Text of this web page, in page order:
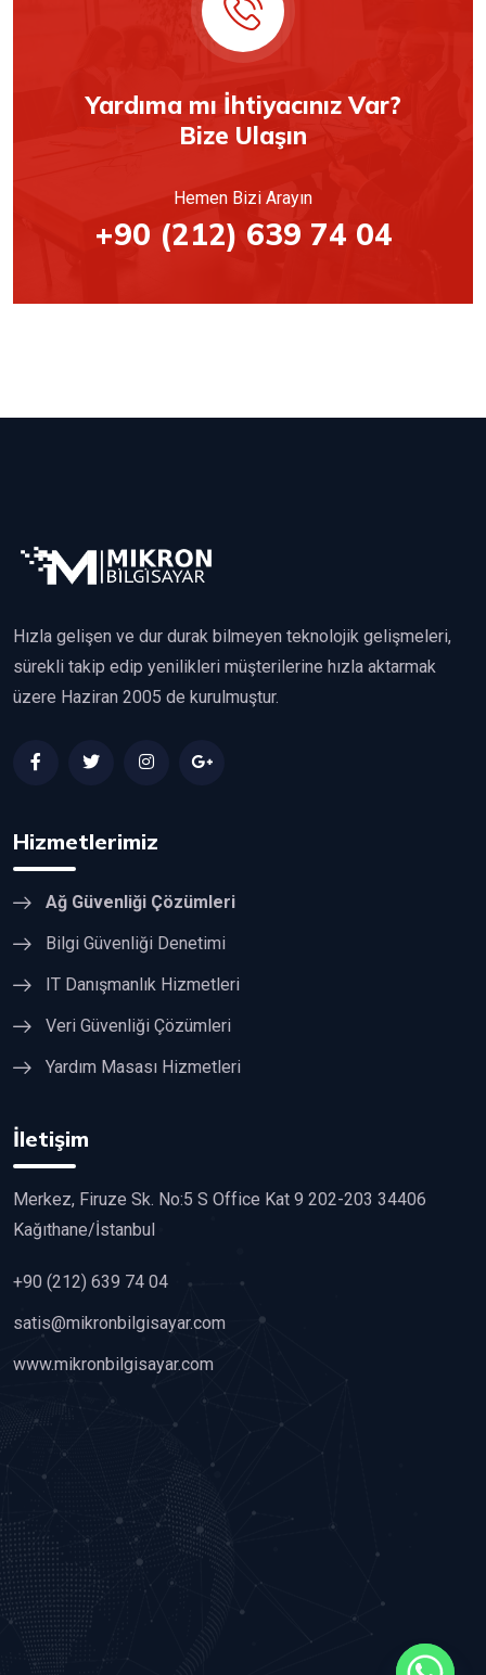
Yardıma mı İhtiyacınız Var?
Bize Ulaşın
Hemen Bizi Arayın
+90 (212) 639 74 04
Hızla gelişen ve dur durak bilmeyen teknolojik gelişmeleri,
sürekli takip edip yenilikleri müşterilerine hızla aktarmak
üzere Haziran 2005 de kurulmuştur.
Hizmetlerimiz
Ağ Güvenliği Çözümleri
Bilgi Güvenliği Denetimi
IT Danışmanlık Hizmetleri
Veri Güvenliği Çözümleri
Yardım Masası Hizmetleri
İletişim
Merkez, Firuze Sk. No:5 S Office Kat 9 202-203 34406
Kağıthane/İstanbul
+90 (212) 639 74 04
satis@mikronbilgisayar.com
www.mikronbilgisayar.com